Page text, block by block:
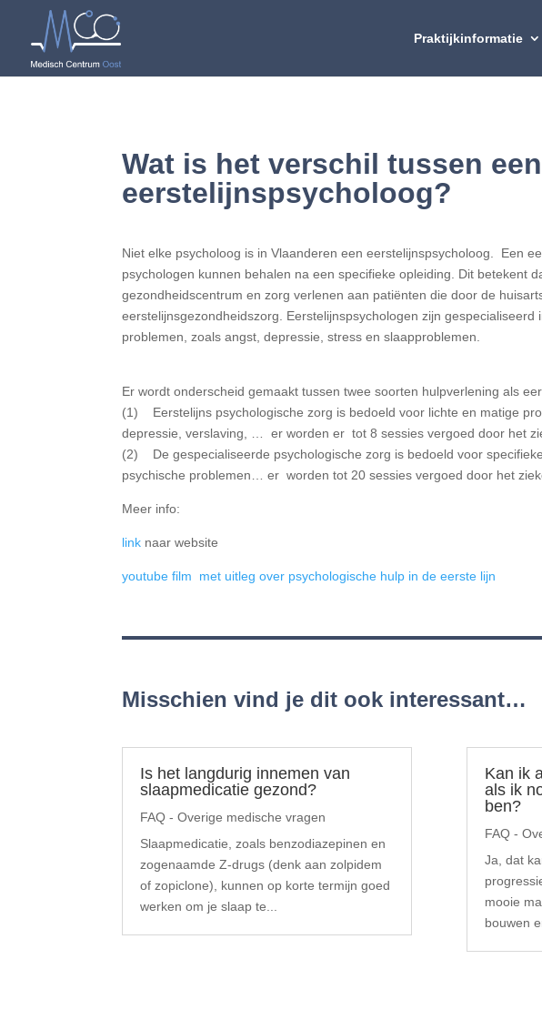
Praktijkinformatie
Wat is het verschil tussen
eerstelijnspsycholoog?
Niet elke psycholoog is in Vlaanderen een eerstelijnspsycholoog. Een
psychologen kunnen behalen na een specifieke opleiding. Dit betekent
gezondheidscentrum en zorg verlenen aan patiënten die door de
eerstelijnsgezondheidszorg. Eerstelijnspsychologen zijn
problemen, zoals angst, depressie, stress en slaapproblemen.
Er wordt onderscheid gemaakt tussen twee soorten hulpverlening als
(1) Eerstelijns psychologische zorg is bedoeld voor lichte en matige
depressie, verslaving, … er worden er tot 8 sessies vergoed door het
(2) De gespecialiseerde psychologische zorg is bedoeld voor
psychische problemen… er worden tot 20 sessies vergoed door het
Meer info:
link naar website
youtube film met uitleg over psychologische hulp in de eerste lijn
Misschien vind je dit ook interessant…
Is het langdurig innemen van
slaapmedicatie gezond?
FAQ - Overige medische vragen
Slaapmedicatie, zoals benzodiazepinen en
zogenaamde Z-drugs (denk aan zolpidem
of zopiclone), kunnen op korte termijn goed
werken om je slaap te...
Kan ik
als ik
ben?
FAQ -
Ja, dat
mooie
bouwen